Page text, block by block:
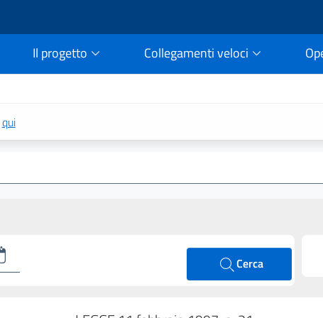
Il progetto Collegamenti veloci
qui
Cerca